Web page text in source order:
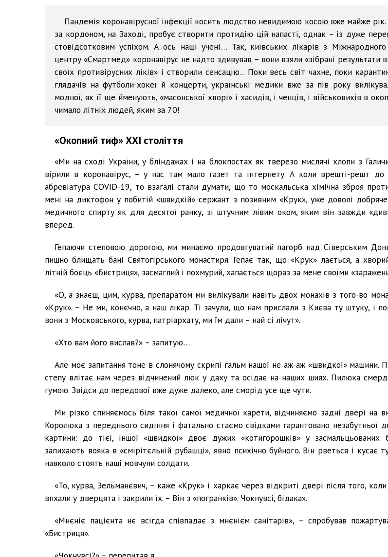
Пандемія коронавірусної інфекції косить людство невидимою косою вже майже
за кордоном, на Заході, пробує створити протидію цій напасті, однак – із дуже
стовідсотковим успіхом. А ось наші учені… Так, київських лікарів з
центру «Смартмед» коронавірус не надто здивував – вони взяли «зібрані результати
своїх противірусних ліків» і створили сенсацію... Поки весь світ чахне, поки
глядачів на футболи-хокеї й концерти, українські медики вже за пів року
модної, як її ще йменують, «масонської хворі» і хасидів, і ченців, і військовиків в
чимало літніх людей, яким за 70!
«Окопний тиф» ХХІ століття
«Ми на сході України, у бліндажах і на блокпостах як тверезо мислячі хлопи з
вірили в коронавірус, – у нас там мало газет та інтернету. А коли врешті-решт до
абревіатура COVID-19, то взагалі стали думати, що то москальська хімічна зброя
мені на диктофон у побитій «швидкій» сержант з позивним «Крук», уже доволі добряче
медичного спирту як для десятої ранку, зі штучним лівим оком, яким він завжди
вперед.
Гепаючи степовою дорогою, ми минаємо продовгуватий пагорб над Сіверським
пишно блищать бані Святогірського монастиря. Гепає так, що «Крук» лається, а
літній боєць «Бистриця», засмаглий і похмурий, хапається щораз за мене своїми
«О, а знаєш, цим, курва, препаратом ми вилікували навіть двох монахів з того-во
«Крук». – Не ми, конєчно, а наш лікар. Ті зачули, що нам прислали з Києва ту штуку, і
вони з Московського, курва, патріархату, ми їм дали – най сі лічут».
«Хто вам його вислав?» – запитую…
Але моє запитання тоне в слонячому скрипі гальм нашої не аж-аж «швидкої» машини.
степу влітає нам через відчинений люк у даху та осідає на наших шиях. Пилюка
гумою. Звідси до передової вже дуже далеко, але сморід усе ще чути.
Ми різко спиняємось біля такої самої медичної карети, відчиняємо задні двері на
Королюка з переднього сидіння і фатально стаємо свідками гарантовано незабутньої
картини: до тієї, іншої «швидкої» двоє дужих «котигорошків» у засмальцьованих
запихають вояка в «смірітєльній рубашці», явно психічно буйного. Він рветься і кусає
навколо стоять наші мовчуни солдати.
«То, курва, Зельманєвич, – каже «Крук» і харкає через відкриті двері після того,
впхали у дверцята і закрили їх. – Він з «погранків». Чокнувсі, бідака».
«Мнєніє пацієнта нє всігда співпадає з мнєнієм санітарів», – спробував
«Бистриця».